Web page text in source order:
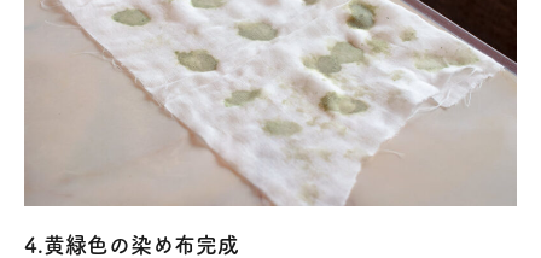
4.黄緑色の染め布完成